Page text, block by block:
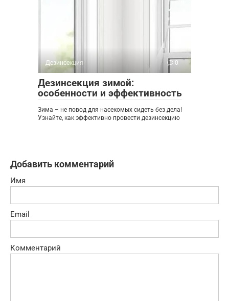
Дезинсекция 0
Дезинсекция зимой:
особенности и эффективность
Зима – не повод для насекомых сидеть без дела!
Узнайте, как эффективно провести дезинсекцию
Добавить комментарий
Имя
Email
Комментарий